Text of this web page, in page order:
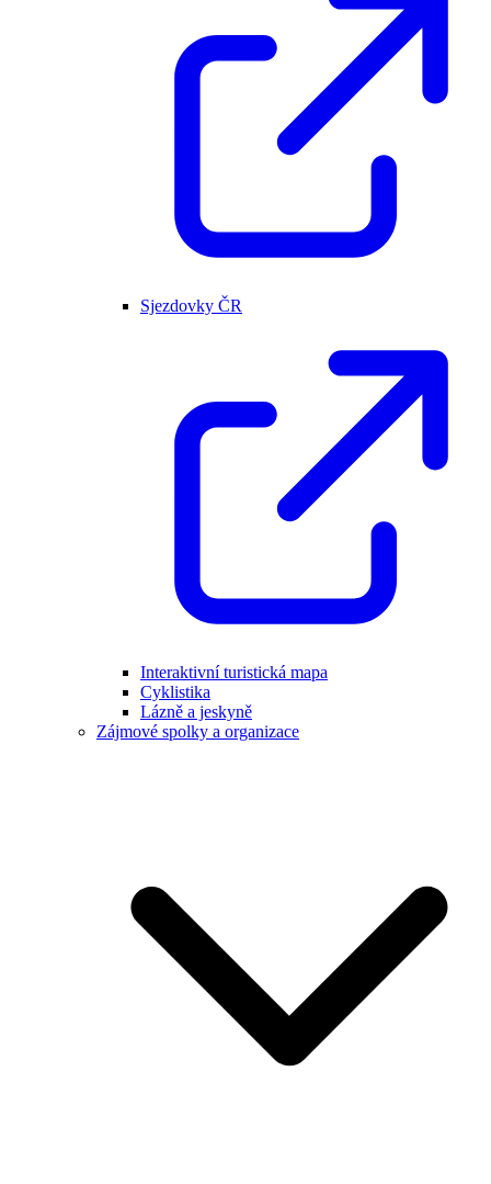
Sjezdovky ČR
Interaktivní turistická mapa
Cyklistika
Lázně a jeskyně
Zájmové spolky a organizace